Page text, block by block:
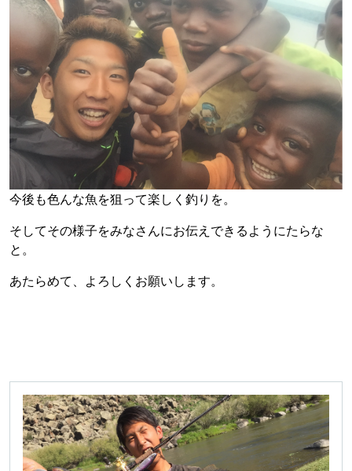
今後も色んな魚を狙って楽しく釣りを。
そしてその様子をみなさんにお伝えできるようにたらな
と。
あたらめて、よろしくお願いします。